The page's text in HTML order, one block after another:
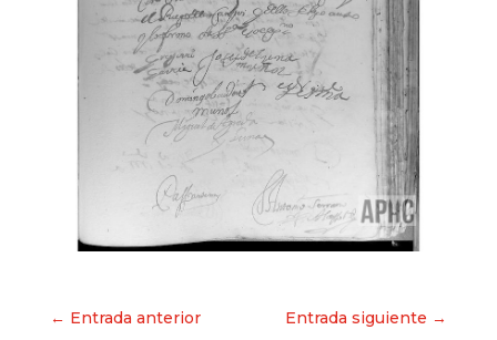
Navegación
← Entrada anterior Entrada siguiente →